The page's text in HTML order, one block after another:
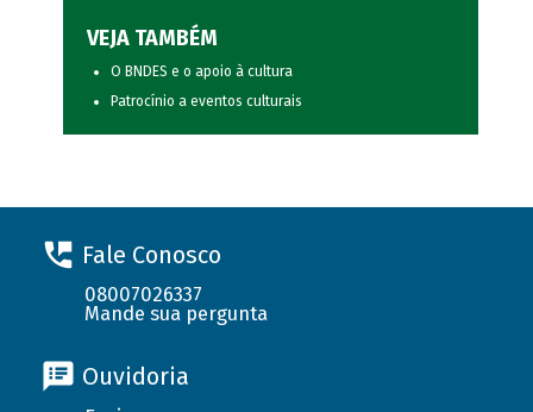
VEJA TAMBÉM
O BNDES e o apoio à cultura
Patrocínio a eventos culturais
Fale Conosco
08007026337
Mande sua pergunta
Ouvidoria